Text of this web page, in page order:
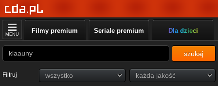
MENU Filmy premium Seriale premium Dla dzieci
szukaj
Filtruj